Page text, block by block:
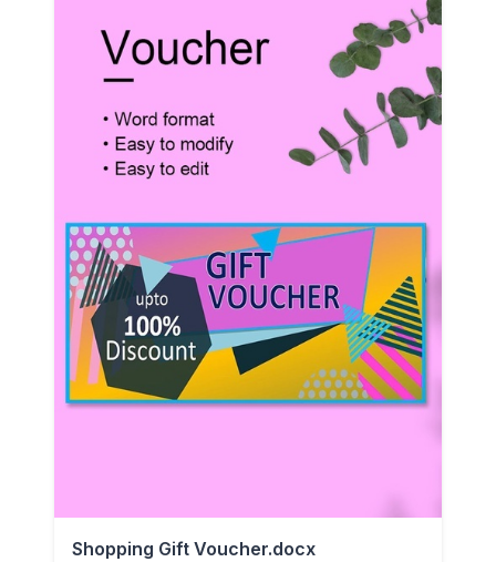
Shopping Gift Voucher.docx